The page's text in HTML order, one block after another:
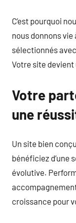
C’est pourquoi
nous donnons
sélectionnés
Votre site devient
Votre
une
Un site bien
bénéficiez d’une
évolutive.
croissance pour